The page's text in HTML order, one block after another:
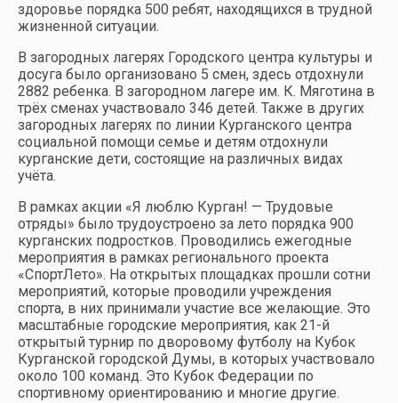
здоровье порядка 500 ребят, находящихся в трудной
жизненной ситуации.
В загородных лагерях Городского центра культуры и
досуга было организовано 5 смен, здесь отдохнули
2882 ребенка. В загородном лагере им. К. Мяготина в
трёх сменах участвовало 346 детей. Также в других
загородных лагерях по линии Курганского центра
социальной помощи семье и детям отдохнули
курганские дети, состоящие на различных видах
учёта.
В рамках акции «Я люблю Курган! — Трудовые
отряды» было трудоустроено за лето порядка 900
курганских подростков. Проводились ежегодные
мероприятия в рамках регионального проекта
«СпортЛето». На открытых площадках прошли сотни
мероприятий, которые проводили учреждения
спорта, в них принимали участие все желающие. Это
масштабные городские мероприятия, как 21-й
открытый турнир по дворовому футболу на Кубок
Курганской городской Думы, в которых участвовало
около 100 команд. Это Кубок Федерации по
спортивному ориентированию и многие другие.